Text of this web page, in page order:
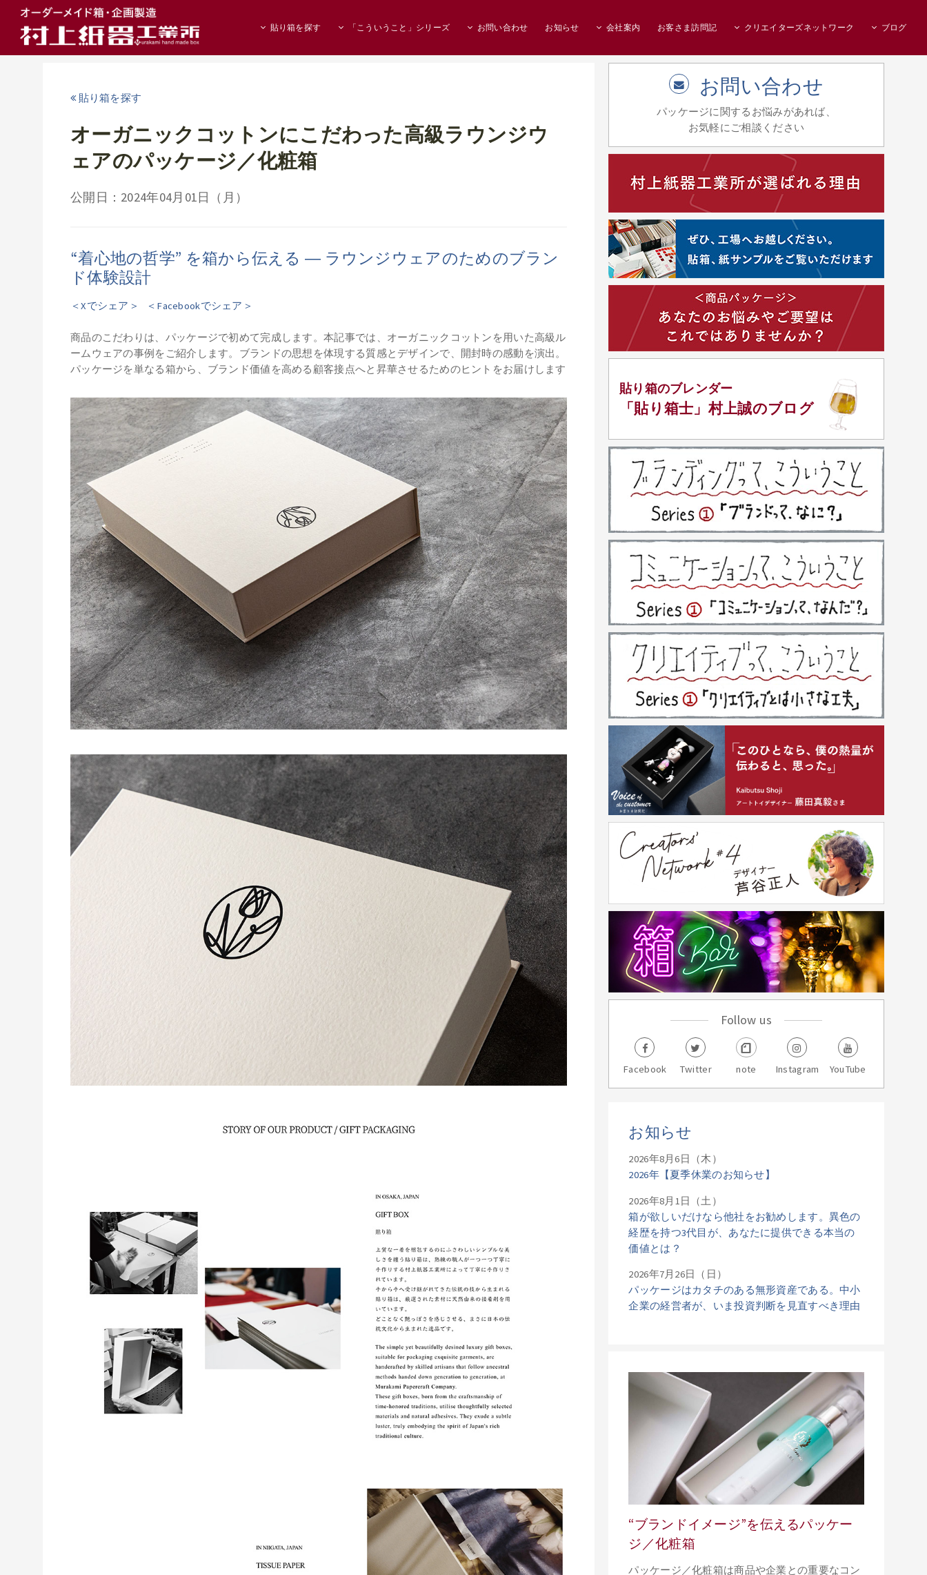
貼り箱を探す 「こういうこと」シリーズ お問い合わせ お知らせ 会社案内 お客さま訪問記 クリエイターズネットワーク ブログ
貼り箱を探す
オーガニックコットンにこだわった高級ラウンジウ
ェアのパッケージ／化粧箱
公開日：2024年04月01日（月）
“着心地の哲学” を箱から伝える ― ラウンジウェアのためのブラン
ド体験設計
＜Xでシェア＞ ＜Facebookでシェア＞
商品のこだわりは、パッケージで初めて完成します。本記事では、オーガニックコットンを用いた高級ル
ームウェアの事例をご紹介します。ブランドの思想を体現する質感とデザインで、開封時の感動を演出。
パッケージを単なる箱から、ブランド価値を高める顧客接点へと昇華させるためのヒントをお届けします
お問い合わせ
パッケージに関するお悩みがあれば、
お気軽にご相談ください
貼り箱のブレンダー
「貼り箱士」村上誠のブログ
Follow us
Facebook Twitter note Instagram YouTube
お知らせ
2026年【夏季休業のお知らせ】
2026年8月6日（木）
箱が欲しいだけなら他社をお勧めします。異色の
経歴を持つ3代目が、あなたに提供できる本当の
価値とは？
2026年8月1日（土）
パッケージはカタチのある無形資産である。中小
企業の経営者が、いま投資判断を見直すべき理由
2026年7月26日（日）
“ブランドイメージ”を伝えるパッケー
ジ／化粧箱
パッケージ／化粧箱は商品や企業との重要なコン